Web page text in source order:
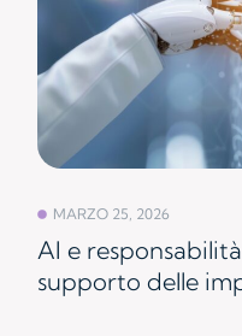
MARZO 25, 2026
AI e
supporto delle